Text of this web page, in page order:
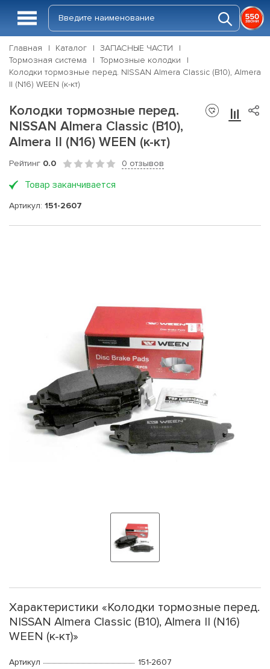
Главная Каталог
ЗАПАСНЫЕ ЧАСТИ
Тормозная система
Тормозные колодки
Колодки тормозные перед. NISSAN Almera Classic (B10), Almera
II (N16) WEEN (к-кт)
Колодки тормозные перед.
NISSAN Almera Classic (B10),
Almera II (N16) WEEN (к-кт)
Рейтинг 0.0 0 отзывов
Товар заканчивается
Артикул: 151-2607
Характеристики «Колодки тормозные перед.
NISSAN Almera Classic (B10), Almera II (N16)
WEEN (к-кт)»
Артикул
151-2607